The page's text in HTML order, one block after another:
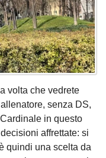
volta che vedrete
senza DS,
in questo
affrettate: si
quindi una scelta da